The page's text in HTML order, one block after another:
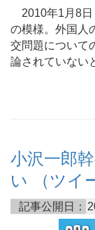
2010年1月8日
の模様。外国人
交問題について
論されていない
小沢一郎
い （ツイ
記事公開日：